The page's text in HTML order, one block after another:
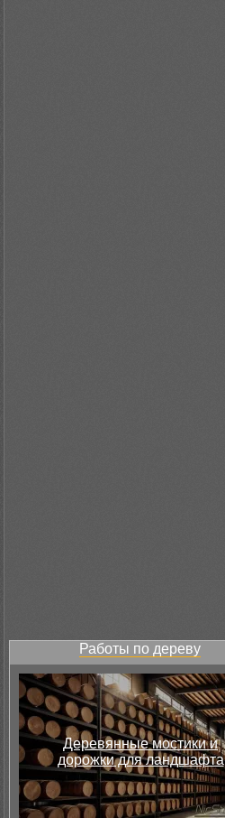
Работы по дереву
Деревянные мостики и
дорожки для ландшафта